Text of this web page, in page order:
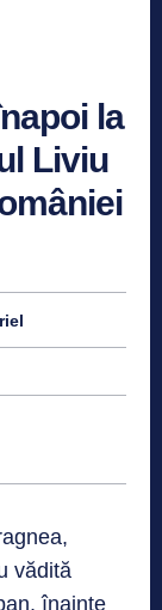
la
Liviu
vădită
înainte